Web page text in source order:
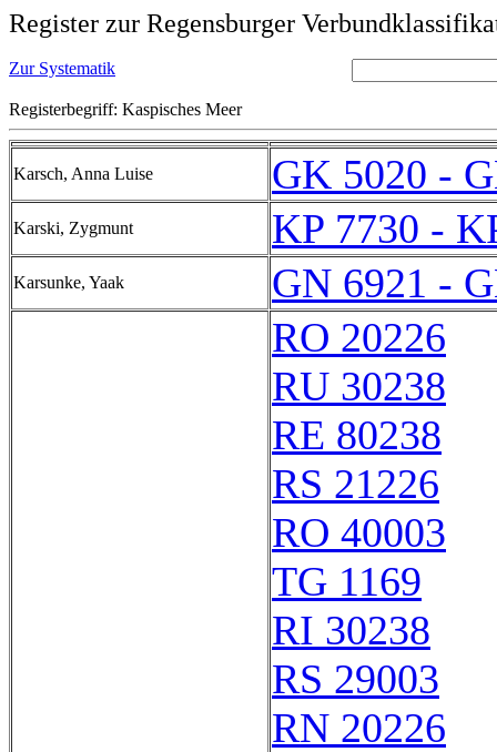
Register zur Regensburger
Zur Systematik
Registerbegriff: Kaspisches Meer
Karsch, Anna Luise GK 5020 -
Karski, Zygmunt KP 7730 -
Karsunke, Yaak
GN 6921 -
RO 20226
RU 30238
RE 80238
RS 21226
RO 40003
TG 1169
RI 30238
RS 29003
RN 20226